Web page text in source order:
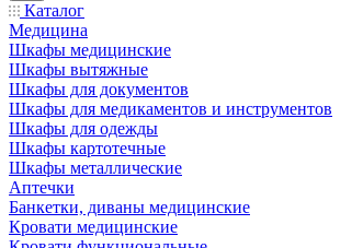
Каталог
Медицина
Шкафы медицинские
Шкафы вытяжные
Шкафы для документов
Шкафы для медикаментов и инструментов
Шкафы для одежды
Шкафы картотечные
Шкафы металлические
Аптечки
Банкетки, диваны медицинские
Кровати медицинские